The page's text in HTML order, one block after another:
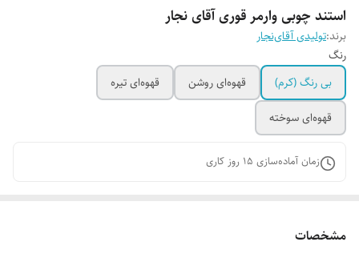
استند چوبی وارمر قوری آقای نجار
برند:تولیدی آقای‌نجار
رنگ
بی رنگ (کرم)
قهوه‌ای روشن
قهوه‌ای تیره
قهوه‌ای سوخته
زمان آماده‌سازی 15 روز کاری
مشخصات